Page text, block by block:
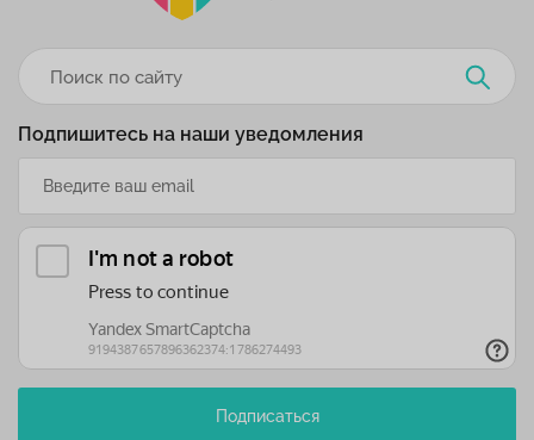
Подпишитесь на наши уведомления
Подписаться